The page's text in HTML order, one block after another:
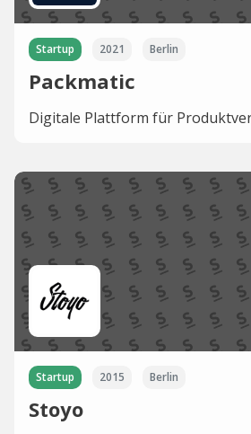
Startup 2021 Berlin
Packmatic
Digitale Plattform für
Startup 2015 Berlin
Stoyo